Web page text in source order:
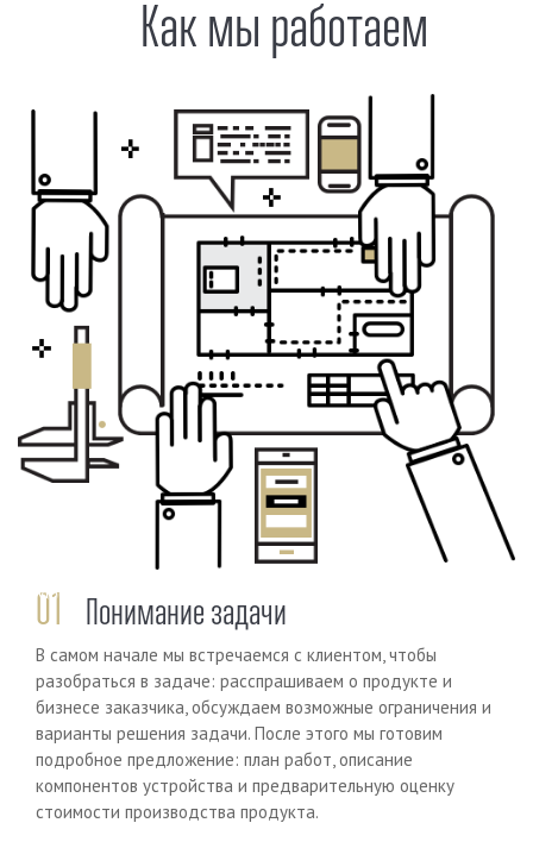
Как мы работаем
01 Понимание задачи
В самом начале мы встречаемся с клиентом, чтобы
разобраться в задаче: расспрашиваем о продукте и
бизнесе заказчика, обсуждаем возможные ограничения и
варианты решения задачи. После этого мы готовим
подробное предложение: план работ, описание
компонентов устройства и предварительную оценку
стоимости производства продукта.
Previous